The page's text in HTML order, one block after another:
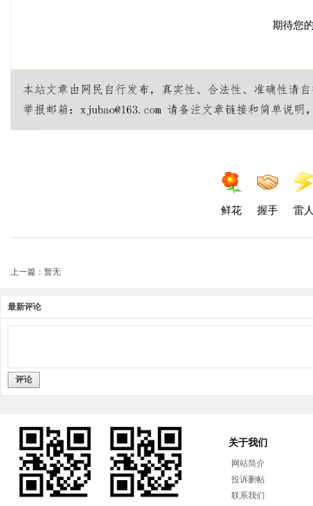
期待您
鲜花 握手 雷
上一篇：暂无
最新评论
评论
关于我们
网站简介
投诉删帖
联系我们